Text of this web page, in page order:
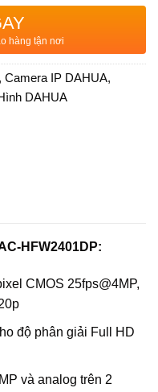
hàng tận nơi
, Camera IP DAHUA,
DAHUA
HFW2401DP:
CMOS 25fps@4MP,
độ phân giải Full HD
và analog trên 2